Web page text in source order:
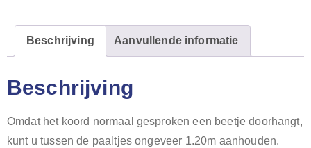
Beschrijving Aanvullende informatie
Beschrijving
Omdat het koord normaal gesproken een beetje doorhangt,
kunt u tussen de paaltjes ongeveer 1.20m aanhouden.